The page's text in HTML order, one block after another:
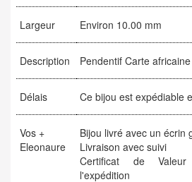
Largeur Environ 10.00 mm
Description Pendentif Carte africaine
Délais Ce bijou est expédiable
Vos +
Eleonaure
Bijou livré avec un écrin
Livraison avec suivi
Certificat de Valeur
l'expédition